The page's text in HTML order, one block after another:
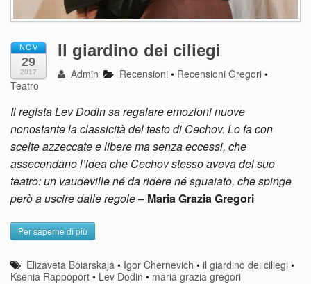
NOV
29
2017
Il giardino dei ciliegi
Admin Recensioni • Recensioni Gregori •
Teatro
Il regista Lev Dodin sa regalare emozioni nuove
nonostante la classicità del testo di Cechov. Lo fa con
scelte azzeccate e libere ma senza eccessi, che
assecondano l’idea che Cechov stesso aveva del suo
teatro: un vaudeville né da ridere né sguaiato, che spinge
però a uscire dalle regole– Maria Grazia Gregori
Per saperne di più
Elizaveta Boiarskaja • Igor Chernevich •il giardino dei ciliegi •
Ksenia Rappoport • Lev Dodin • maria grazia gregori